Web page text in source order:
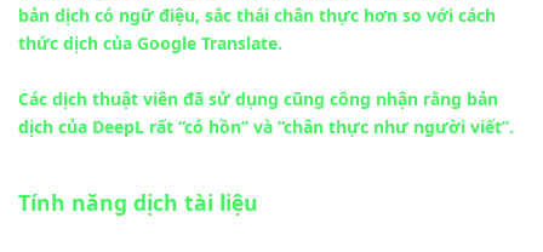
bản dịch có ngữ điệu, sắc thái chân thực hơn so với cách
thức dịch của Google Translate.
Các dịch thuật viên đã sử dụng cũng công nhận rằng bản
dịch của DeepL rất “có hồn” và “chân thực như người viết”.
Tính năng dịch tài liệu